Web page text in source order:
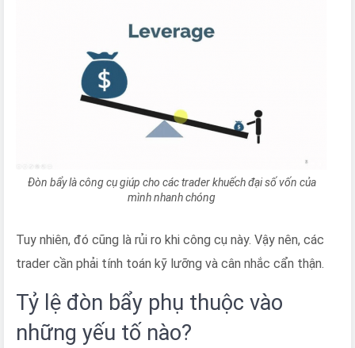
Đòn bẩy là công cụ giúp cho các trader khuếch đại số vốn của
mình nhanh chóng
Tuy nhiên, đó cũng là rủi ro khi công cụ này. Vậy nên, các
trader cần phải tính toán kỹ lưỡng và cân nhắc cẩn thận.
Tỷ lệ đòn bẩy phụ thuộc vào
những yếu tố nào?